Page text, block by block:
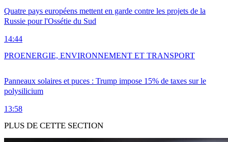
Quatre pays européens mettent en garde contre les projets de la
Russie pour l'Ossétie du Sud
14:44
Panneaux solaires et puces : Trump impose 15% de taxes sur le
polysilicium
13:58
PROENERGIE, ENVIRONNEMENT ET TRANSPORT
PLUS DE CETTE SECTION